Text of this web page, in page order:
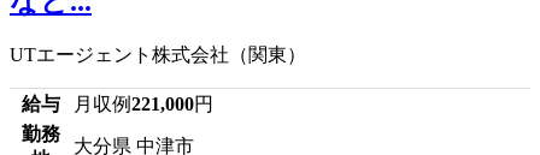
UTエージェント株式会社（関東）
給与 月収例221,000円
勤務
大分県 中津市